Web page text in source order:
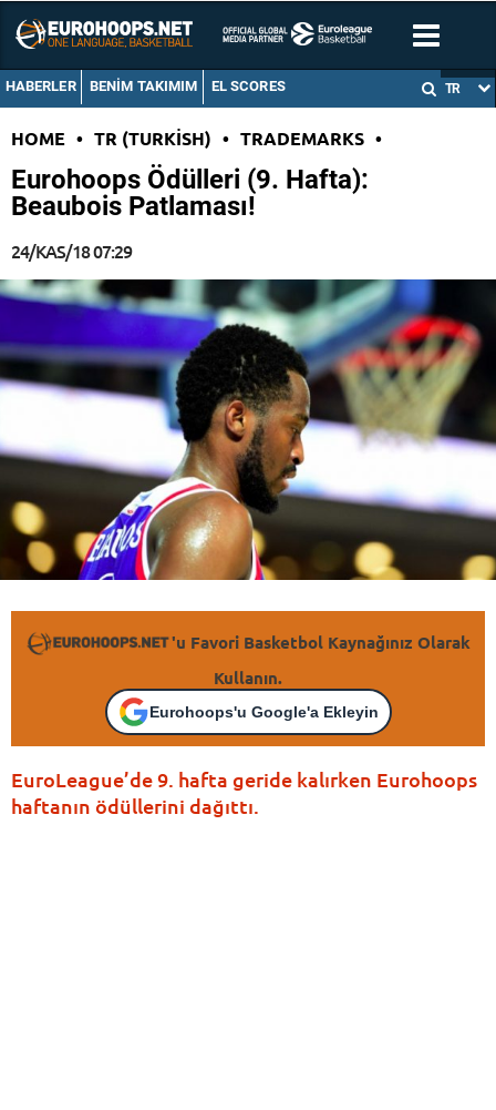
HABERLER BENIM TAKIMIM EL SCORES TR
HOME • TR (TURKISH) • TRADEMARKS •
Eurohoops Ödülleri (9. Hafta):
Beaubois Patlaması!
24/KAS/18 07:29
'u Favori Basketbol Kaynağınız Olarak
Kullanın.
Eurohoops'u Google'a Ekleyin
EuroLeague’de 9. hafta geride kalırken Eurohoops
haftanın ödüllerini dağıttı.